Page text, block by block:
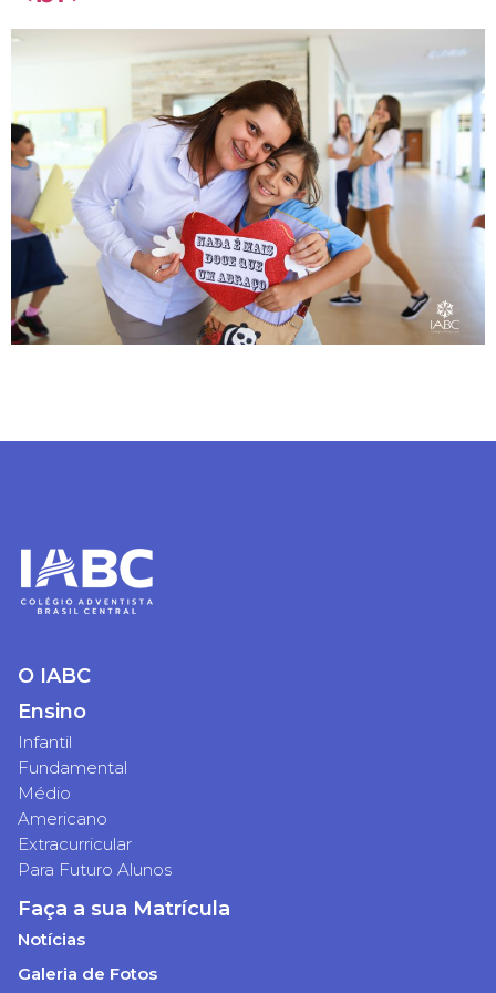
O IABC
Ensino
Infantil
Fundamental
Médio
Americano
Extracurricular
Para Futuro Alunos
Faça a sua Matrícula
Notícias
Galeria de Fotos
enviada!
Caso queira falar
diretamente conosco ligue
no número (62) 3395-
8002.
Estou ciente - Fechar Aviso